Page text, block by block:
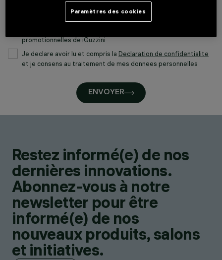
promotionnelles de iGuzzini
Je declare avoir lu et compris la Declaration de confidentialite
et je consens au traitement de mes donnees personnelles
ENVOYER
Restez informé(e) de nos
dernières innovations.
Abonnez-vous à notre
newsletter pour être
informé(e) de nos
nouveaux produits, salons
et initiatives.
Paramètres des cookies